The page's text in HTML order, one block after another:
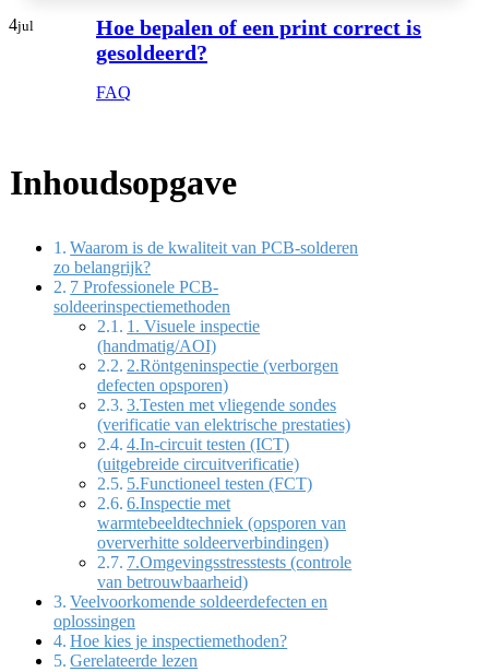
4jul
Hoe bepalen of een print correct is
gesoldeerd?
FAQ
Inhoudsopgave
Waarom is de kwaliteit van PCB-solderen
zo belangrijk?
7 Professionele PCB-
soldeerinspectiemethoden
1. Visuele inspectie
(handmatig/AOI)
2.Röntgeninspectie (verborgen
defecten opsporen)
3.Testen met vliegende sondes
(verificatie van elektrische prestaties)
4.In-circuit testen (ICT)
(uitgebreide circuitverificatie)
5.Functioneel testen (FCT)
6.Inspectie met
warmtebeeldtechniek (opsporen van
oververhitte soldeerverbindingen)
7.Omgevingsstresstests (controle
van betrouwbaarheid)
Veelvoorkomende soldeerdefecten en
oplossingen
Hoe kies je inspectiemethoden?
Gerelateerde lezen